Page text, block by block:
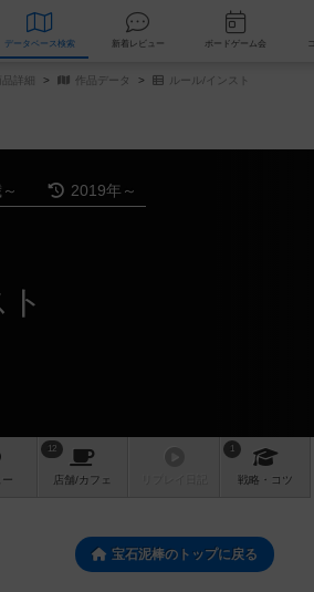
データベース 検索 新着レビュー ボードゲ
詳細 作品データ ルール/インスト
2019年～
ー
12
店舗/カフェ
1
戦略 ・コツ
宝石泥棒のトップに戻る